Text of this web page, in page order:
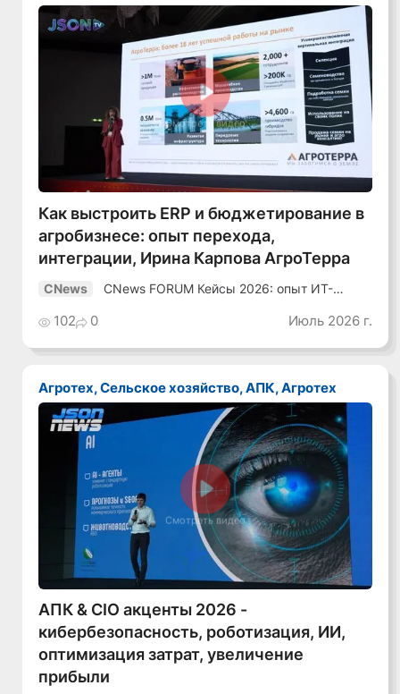
Смотреть видео
Как выстроить ERP и бюджетирование в
агробизнесе: опыт перехода,
интеграции, Ирина Карпова АгроТерра
CNews
CNews FORUM Кейсы 2026: опыт ИТ-
102 0 Июль 2026 г.
Агротех, Сельское хозяйство, АПК, Агротех
Смотреть видео
АПК & CIO акценты 2026 -
кибербезопасность, роботизация, ИИ,
оптимизация затрат, увеличение
прибыли